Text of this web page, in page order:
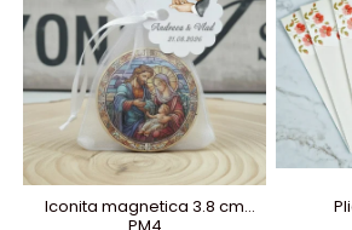
Iconita magnetica 3.8 cm